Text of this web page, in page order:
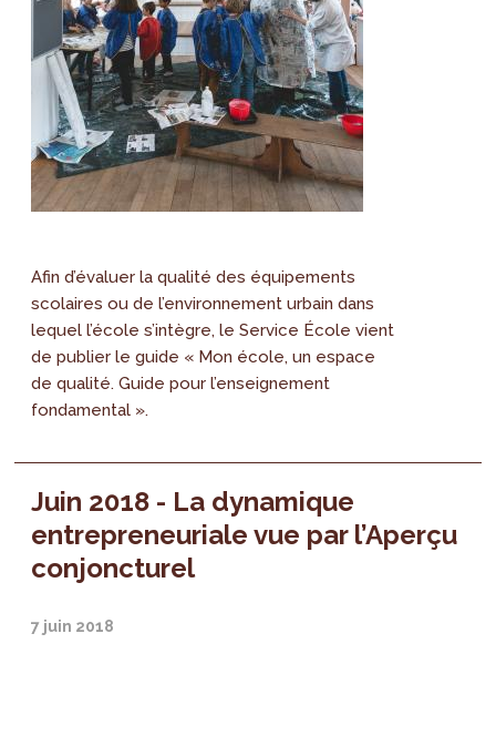
Afin d’évaluer la qualité des équipements
scolaires ou de l’environnement urbain dans
lequel l’école s’intègre, le Service École vient
de publier le guide « Mon école, un espace
de qualité. Guide pour l’enseignement
fondamental ».
Juin 2018 - La dynamique
entrepreneuriale vue par l’Aperçu
conjoncturel
7 juin 2018